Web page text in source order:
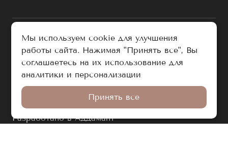
публичная оферта
политика обработки персональных данных
© e-chelle.com 2026. Все права защищены.
Разработано в Аддамант
Мы используем cookie для улучшения
работы сайта. Нажимая "Принять все", Вы
соглашаетесь на их использование для
аналитики и персонализации
Принять все